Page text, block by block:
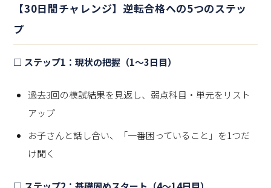
【30日間チャレンジ】逆転合格への5つのステッ
プ
□ ステップ1：現状の把握（1〜3日目）
過去3回の模試結果を見返し、弱点科目・単元をリスト
アップ
お子さんと話し合い、「一番困っていること」を1つだ
け聞く